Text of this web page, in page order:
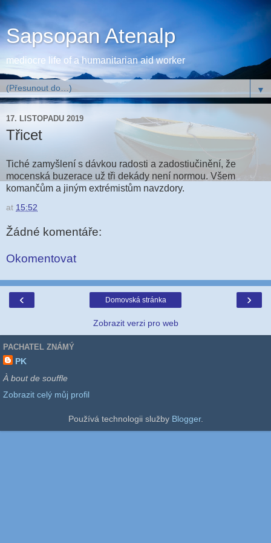
Sapsopan Atenalp
mediocre life of a humanitarian aid worker
▼
17. LISTOPADU 2019
Třicet
Tiché zamyšlení s dávkou radosti a zadostiučinění, že
mocenská buzerace už tři dekády není normou. Všem
komančům a jiným extrémistům navzdory.
at 15:52
Žádné komentáře:
Okomentovat
‹ ›
Domovská stránka
Zobrazit verzi pro web
PACHATEL ZNÁMÝ
PK
À bout de souffle
Zobrazit celý můj profil
Používá technologii služby Blogger.